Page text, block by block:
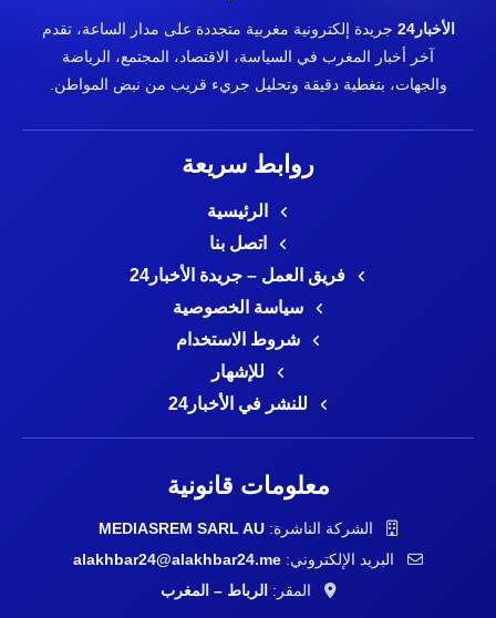
الأخبار24
جريدة إلكترونية مغربية متجددة على مدار الساعة، تقدم
آخر أخبار المغرب في السياسة، الاقتصاد، المجتمع، الرياضة
والجهات، بتغطية دقيقة وتحليل جريء قريب من نبض المواطن.
روابط سريعة
الرئيسية
اتصل بنا
فريق العمل – جريدة الأخبار24
سياسة الخصوصية
شروط الاستخدام
للإشهار
للنشر في الأخبار24
معلومات قانونية
الشركة الناشرة:MEDIASREM SARL AU
البريد الإلكتروني: alakhbar24@alakhbar24.me
المقر:الرباط – المغرب